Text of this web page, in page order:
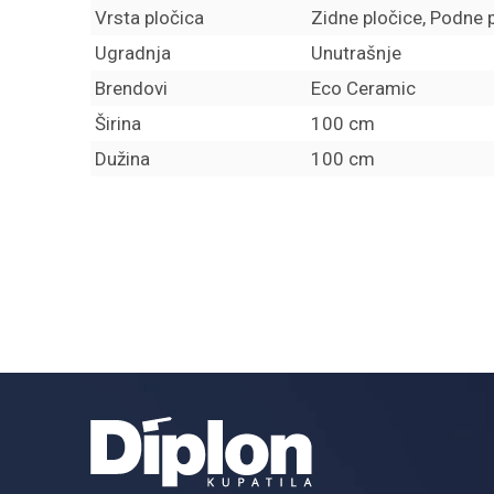
Vrsta pločica
Zidne pločice, Podne
Ugradnja
Unutrašnje
Brendovi
Eco Ceramic
Širina
100 cm
Dužina
100 cm